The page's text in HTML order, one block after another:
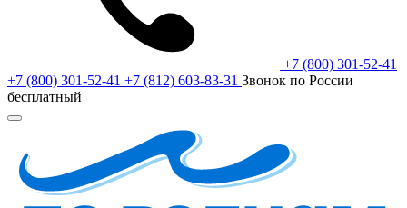
+7 (800) 301-52-41
+7 (800) 301-52-41 +7 (812) 603-83-31 Звонок по России
бесплатный